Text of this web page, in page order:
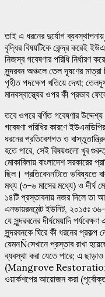
তাই এ ধরনের দুর্যোগ
বৃদ্ধির বিষয়টিকে কেন্দ্র করেই
নিজস্ব গবেষণার পরিধি
সুন্দরবন অঞ্চলে তেল দূষণের
গৃহীত পদক্ষেপ খতিয়ে দেখা;
মানবস্বাস্থ্যের ওপর কী প্রভাব
তবে ওপরে বর্ণিত গবেষণার উদ্দেশ্য
গবেষণা পরিধির কারণে
ধরনের প্রতিবেশগত ও
হতে পারে, সেই বিষয়গুলো খুব
মোকাবিলায় বাংলাদেশ সরকারের
ছিল। প্রতিবেদনটিতে ভবিষ্যতে
মধ্য (৩-৬ মাসের মধ্যে) ও দীর্ঘ
১৪টি প্রস্তাবনায় নজর দিলে
এনভায়রনমেন্ট ইউনিট, ২০১৫ঃ
যে সুন্দরবনের দীর্ঘমেয়াদি
সুন্দরবনকে ঘিরে কী ধরনের প্রকল্প
যেমনÑসেখানে প্রস্তাব রাখা
ব্যবস্থা করা যেতে পারে; এ
(Mangrove Restoration)
ওয়ার্কশপের আয়োজন করা